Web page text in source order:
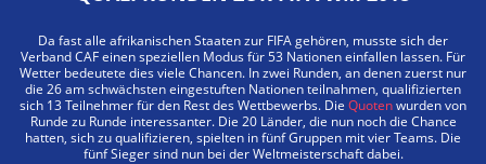
Da fast alle afrikanischen Staaten zur FIFA gehören, musste sich der
Verband CAF einen speziellen Modus für 53 Nationen einfallen lassen. Für
Wetter bedeutete dies viele Chancen. In zwei Runden, an denen zuerst nur
die 26 am schwächsten eingestuften Nationen teilnahmen, qualifizierten
sich 13 Teilnehmer für den Rest des Wettbewerbs. Die Quotenwurden von
Runde zu Runde interessanter. Die 20 Länder, die nun noch die Chance
hatten, sich zu qualifizieren, spielten in fünf Gruppen mit vier Teams. Die
fünf Sieger sind nun bei der Weltmeisterschaft dabei.